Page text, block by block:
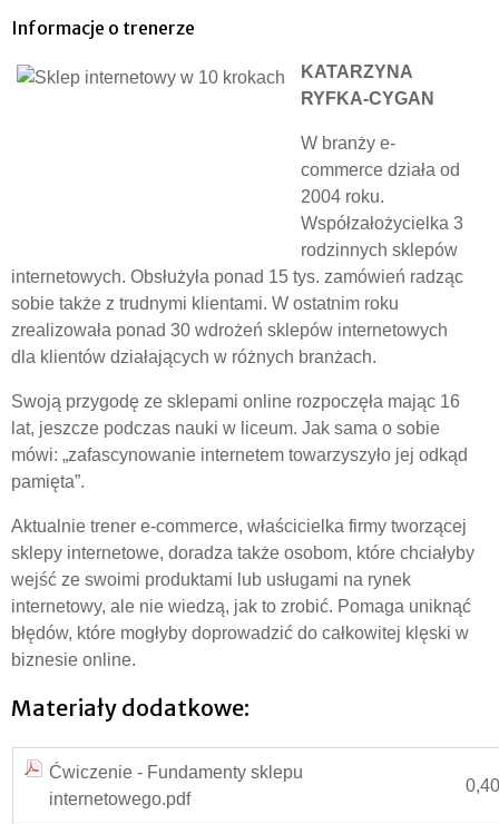
Informacje o trenerze
KATARZYNA
RYFKA-CYGAN
W branży e-
commerce działa od
2004 roku.
Współzałożycielka 3
rodzinnych sklepów
internetowych. Obsłużyła ponad 15 tys. zamówień radząc
sobie także z trudnymi klientami. W ostatnim roku
zrealizowała ponad 30 wdrożeń sklepów internetowych
dla klientów działających w różnych branżach.
Swoją przygodę ze sklepami online rozpoczęła mając 16
lat, jeszcze podczas nauki w liceum. Jak sama o sobie
mówi: „zafascynowanie internetem towarzyszyło jej odkąd
pamięta”.
Aktualnie trener e-commerce, właścicielka firmy tworzącej
sklepy internetowe, doradza także osobom, które chciałyby
wejść ze swoimi produktami lub usługami na rynek
internetowy, ale nie wiedzą, jak to zrobić. Pomaga uniknąć
błędów, które mogłyby doprowadzić do całkowitej klęski w
biznesie online.
Materiały dodatkowe:
Ćwiczenie - Fundamenty sklepu
internetowego.pdf